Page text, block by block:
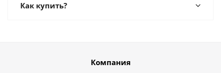
Как купить?
Компания